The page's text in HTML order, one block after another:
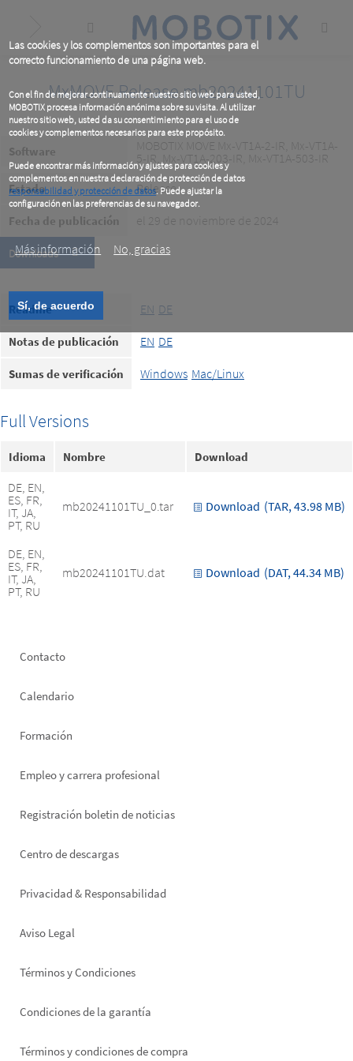
Las cookies y los complementos son importantes para el
correcto funcionamiento de una página web.
Con el fin de mejorar continuamente nuestro sitio web para usted,
MOBOTIX procesa información anónima sobre su visita. Al utilizar
nuestro sitio web, usted da su consentimiento para el uso de
cookies y complementos necesarios para este propósito.
Puede encontrar más información y ajustes para cookies y
complementos en nuestra declaración de protección de datos
responsabilidad y protección de datos. Puede ajustar la
configuración en las preferencias de su navegador.
.
Más información
No, gracias
Sí, de acuerdo
content
MxMOVE Release mb20241101TU
Software
MOBOTIX MOVE Mx-VT1A-2-IR, Mx-VT1A-
5-IR, Mx-VT1A-203-IR, Mx-VT1A-503-IR
Estado Release
Fecha de publicación el 29 de noviembre de 2024
Downloads
Readme EN DE
Notas de publicación EN DE
Sumas de verificación Windows Mac/Linux
Full Versions
Idioma Nombre Download
DE, EN,
ES, FR,
IT, JA,
PT, RU
mb20241101TU_0.tar Download (TAR, 43.98 MB)
DE, EN,
ES, FR,
IT, JA,
PT, RU
mb20241101TU.dat Download (DAT, 44.34 MB)
Footer
Contacto
Calendario
Formación
Empleo y carrera profesional
Registración boletin de noticias
Footer
Centro de descargas
Privacidad & Responsabilidad
Aviso Legal
Términos y Condiciones
Condiciones de la garantía
Términos y condiciones de compra